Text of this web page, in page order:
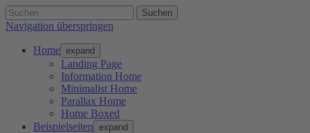
Suchen
Navigation überspringen
Home expand
Landing Page
Information Home
Minimalist Home
Parallax Home
Home Boxed
Beispielseiten expand